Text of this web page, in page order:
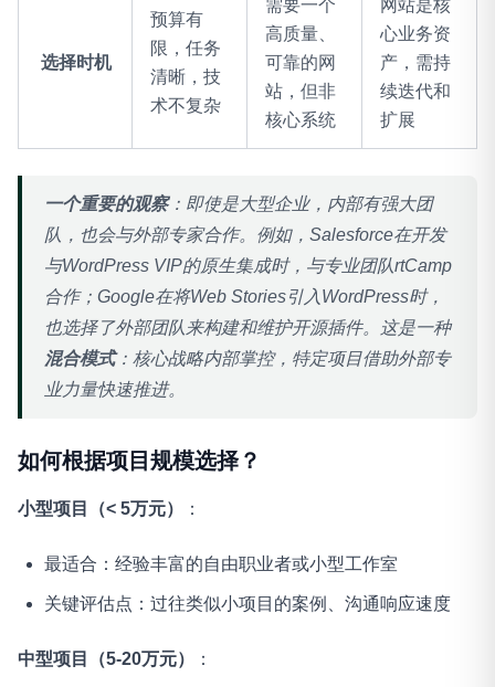
选择时机
预算有
限，任务
清晰，技
术不复杂
需要一个
高质量、
可靠的网
站，但非
核心系统
网站是核
心业务资
产，需持
续迭代和
扩展
一个重要的观察：即使是大型企业，内部有强大团
队，也会与外部专家合作。例如，Salesforce在开发
与WordPress VIP的原生集成时，与专业团队rtCamp
合作；Google在将Web Stories引入WordPress时，
也选择了外部团队来构建和维护开源插件。这是一种
混合模式：核心战略内部掌控，特定项目借助外部专
业力量快速推进。
如何根据项目规模选择？
小型项目（< 5万元） ：
最适合：经验丰富的自由职业者或小型工作室
关键评估点：过往类似小项目的案例、沟通响应速度
中型项目（5-20万元） ：